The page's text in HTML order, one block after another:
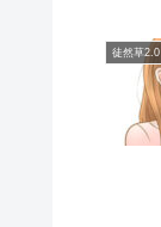
徒然草2.0